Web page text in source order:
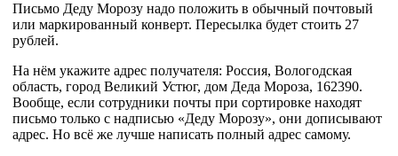
Письмо Деду Морозу надо положить в обычный почтовый
или маркированный конверт. Пересылка будет стоить 27
рублей.
На нём укажите адрес получателя: Россия, Вологодская
область, город Великий Устюг, дом Деда Мороза, 162390.
Вообще, если сотрудники почты при сортировке находят
письмо только с надписью «Деду Морозу», они дописывают
адрес. Но всё же лучше написать полный адрес самому.